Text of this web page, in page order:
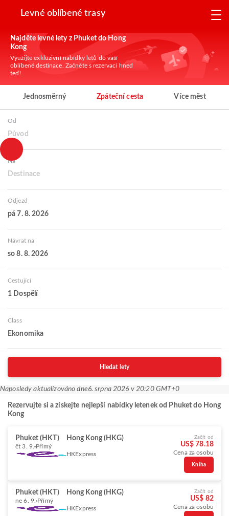
Levné oblíbené trasy
Najděte levné lety z Phuket do Hong
Kong
Využijte exkluzivní nabídky letů do vaší
oblíbené destinace. Začněte s rezervací hned
teď!
Jednosměrný Zpáteční cesta Více měst
Od
Původ
Na
Destinace
Odjezd
pá 7. 8. 2026
Návrat na
so 8. 8. 2026
Cestující
1 Dospělí
Class
Ekonomika
Hledat lety
Naposledy aktualizováno dne6. srpna 2026 v 20:20 GMT+0
Rezervujte si a získejte nejlepší nabídky letenek od Phuket do Hong
Kong
Phuket (HKT) Hong Kong (HKG)
čt 3. 9. Přímý
HKExpress
Začít od
US$ 78.18
Cena za osobu
Kniha
Phuket (HKT) Hong Kong (HKG)
ne 6. 9. Přímý
HKExpress
Začít od
US$ 82
Cena za osobu